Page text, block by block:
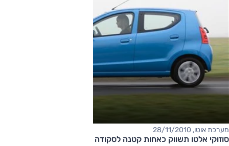
מערכת אוטו, 28/11/2010
סוזוקי אלטו תשווק כאחות קטנה לסקודה פאביה?